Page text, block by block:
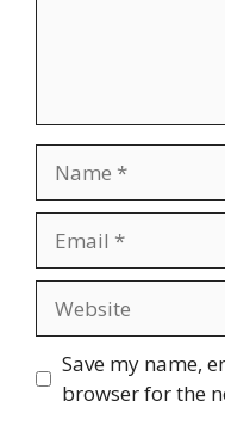
Save my name,
browser for the